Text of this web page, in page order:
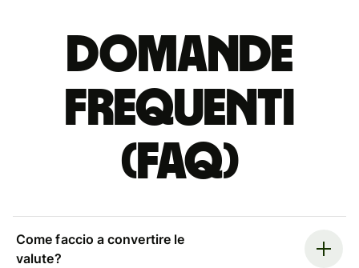
Domande
Frequenti
(FAQ)
Come faccio a convertire le
valute?